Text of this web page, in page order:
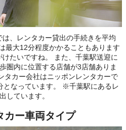
、レンタカー貸出の手続きを平均
最大12分程度かかることもあります
たいですね。 また、千葉駅送迎に
圏内に位置する店舗が3店舗ありま
タカー会社はニッポンレンタカーで
となっています。 ※千葉駅にあるレ
しています。
カー車両タイプ